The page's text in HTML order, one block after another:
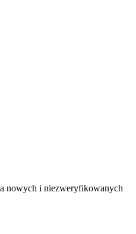
nowych i niezweryfikowanych